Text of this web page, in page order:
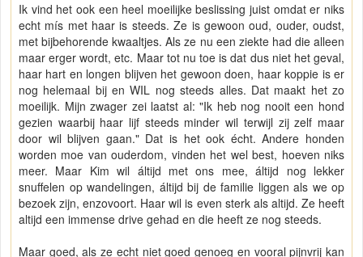
Ik vind het ook een heel moeilijke beslissing juist omdat er niks
echt mís met haar is steeds. Ze is gewoon oud, ouder, oudst,
met bijbehorende kwaaltjes. Als ze nu een ziekte had die alleen
maar erger wordt, etc. Maar tot nu toe is dat dus niet het geval,
haar hart en longen blijven het gewoon doen, haar koppie is er
nog helemaal bij en WIL nog steeds alles. Dat maakt het zo
moeilijk. Mijn zwager zei laatst al: "Ik heb nog nooit een hond
gezien waarbij haar lijf steeds minder wil terwijl zij zelf maar
door wil blijven gaan." Dat is het ook écht. Andere honden
worden moe van ouderdom, vinden het wel best, hoeven niks
meer. Maar Kim wil áltijd met ons mee, áltijd nog lekker
snuffelen op wandelingen, áltijd bij de familie liggen als we op
bezoek zijn, enzovoort. Haar wil is even sterk als altijd. Ze heeft
altijd een immense drive gehad en die heeft ze nog steeds.
Maar goed, als ze echt niet goed genoeg en vooral pijnvrij kan